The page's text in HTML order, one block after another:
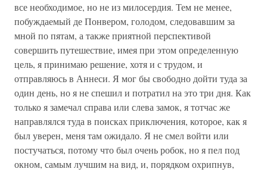
все необходимое, но не из милосердия. Тем не менее,
побуждаемый де Понвером, голодом, следовавшим за
мной по пятам, а также приятной перспективой
совершить путешествие, имея при этом определенную
цель, я принимаю решение, хотя и с трудом, и
отправляюсь в Аннеси. Я мог бы свободно дойти туда за
один день, но я не спешил и потратил на это три дня. Как
только я замечал справа или слева замок, я тотчас же
направлялся туда в поисках приключения, которое, как я
был уверен, меня там ожидало. Я не смел войти или
постучаться, потому что был очень робок, но я пел под
окном, самым лучшим на вид, и, порядком охрипнув,